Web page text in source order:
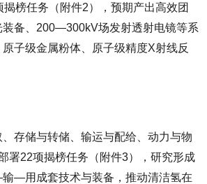
榜任务（附件2），预期产出高效团
装备、200—300kV场发射透射电镜等系
子级金属粉体、原子级精度X射线反
存储与转储、输运与配给、动力与物
署22项揭榜任务（附件3），研究形成
—用成套技术与装备，推动清洁氢在